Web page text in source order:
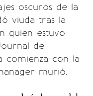
oscuros de la
viuda tras la
quien estuvo
de
comienza con la
murió.